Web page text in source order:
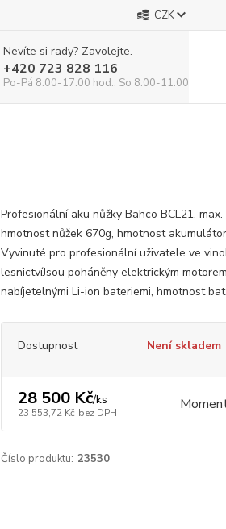
CZK
Nevíte si rady? Zavolejte.
+420 723 828 116
Po-Pá 8:00-17:00 hod., So 8:00-11:00 hod.
Profesionální aku nůžky Bahco BCL21, max.
hmotnost nůžek 670g, hmotnost
Vyvinuté pro profesionální uživatele ve
lesnictvíJsou poháněny elektrickým
nabíjetelnými Li-ion bateriemi, hmotnost
Dostupnost Není skladem
28 500 Kč/ks
23 553,72 Kč bez DPH
Číslo produktu: 23530